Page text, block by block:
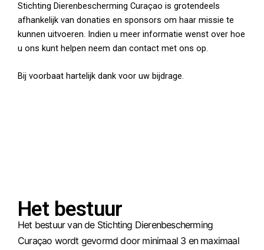
Stichting Dierenbescherming Curaçao is grotendeels
afhankelijk van donaties en sponsors om haar missie te
kunnen uitvoeren. Indien u meer informatie wenst over hoe
u ons kunt helpen neem dan contact met ons op.
Bij voorbaat hartelijk dank voor uw bijdrage.
Het bestuur
Het bestuur van de Stichting Dierenbescherming
Curaçao wordt gevormd door minimaal 3 en maximaal